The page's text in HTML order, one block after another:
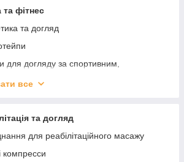
та фітнес
та догляд
для догляду за спортивним,
все
та догляд
для реабілітаційного масажу
компресси